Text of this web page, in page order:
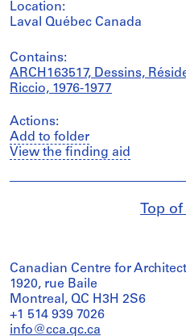
Location:
Laval Québec Canada
Contains:
ARCH163517, Dessins,
Riccio, 1976-1977
Actions:
Add to folder
View the finding aid
Top of
Canadian Centre for
1920, rue Baile
Montreal, QC H3H 2S6
+1 514 939 7026
info@cca.qc.ca